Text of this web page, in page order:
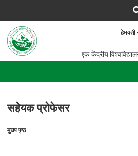
main
content
हेमवती नंदन बहुगुणा
एक केंद्रीय
सहेयक प्रोफेसर
मुख्य पृष्ठ